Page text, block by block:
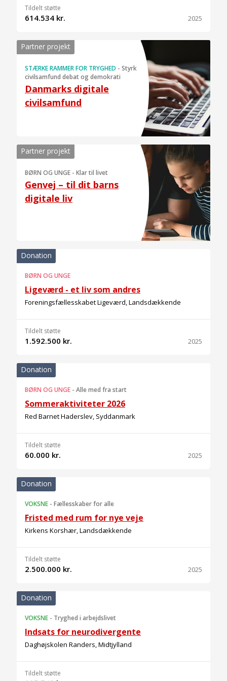
Tildelt støtte
614.534 kr. 2025
Partner projekt
STÆRKE RAMMER FOR TRYGHED - Styrk
civilsamfund debat og demokrati
Danmarks digitale
civilsamfund
Partner projekt
BØRN OG UNGE - Klar til livet
Genvej – til dit barns
digitale liv
Donation
BØRN OG UNGE
Ligeværd - et liv som andres
Foreningsfællesskabet Ligeværd, Landsdækkende
Tildelt støtte
1.592.500 kr. 2025
Donation
BØRN OG UNGE - Alle med fra start
Sommeraktiviteter 2026
Red Barnet Haderslev, Syddanmark
Tildelt støtte
60.000 kr. 2025
Donation
VOKSNE - Fællesskaber for alle
Fristed med rum for nye veje
Kirkens Korshær, Landsdækkende
Tildelt støtte
2.500.000 kr. 2025
Donation
VOKSNE - Tryghed i arbejdslivet
Indsats for neurodivergente
Daghøjskolen Randers, Midtjylland
Tildelt støtte